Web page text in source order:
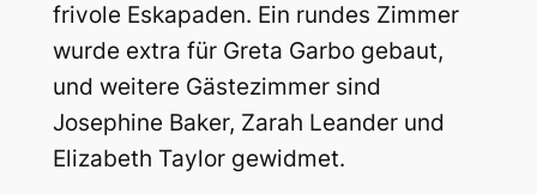
frivole Eskapaden. Ein rundes Zimmer
wurde extra für Greta Garbo gebaut,
und weitere Gästezimmer sind
Josephine Baker, Zarah Leander und
Elizabeth Taylor gewidmet.